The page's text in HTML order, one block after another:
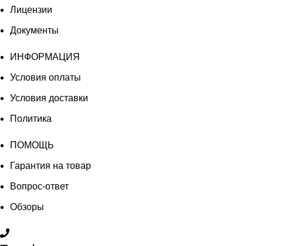
Лицензии
Документы
ИНФОРМАЦИЯ
Условия оплаты
Условия доставки
Политика
ПОМОЩЬ
Гарантия на товар
Вопрос-ответ
Обзоры